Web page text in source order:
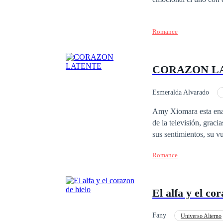
Romance
CORAZON
Esmeralda Alvarado
Amy Xiomara esta enamorada
de la televisión, gracias a las malas jugadas del destino no ha podido conocerlo en persona, pero ella tiene claro
sus sentimientos, su
su favor logra conocer a
Llegando a sentir
comienza a frecuentarla
Romance
El alfa y el
Fany Universo Alterno